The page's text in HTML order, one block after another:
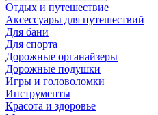
Отдых и путешествие
Аксессуары для путешествий
Для бани
Для спорта
Дорожные органайзеры
Дорожные подушки
Игры и головоломки
Инструменты
Красота и здоровье